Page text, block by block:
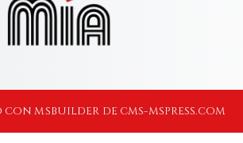
MSBUILDER DE CMS-MSPRESS.COM